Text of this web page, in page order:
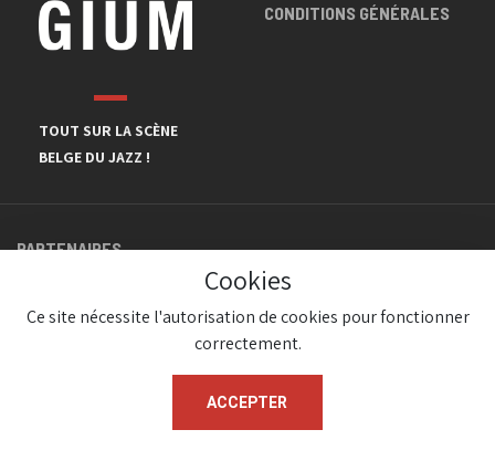
TOUT SUR LA SCÈNE
BELGE DU JAZZ !
CONDITIONS GÉNÉRALES
PARTENAIRES
© JazzInBelgium 2026 ( Version 1.1.2)
Cookies
Ce site nécessite l'autorisation de cookies pour fonctionner
correctement.
ACCEPTER